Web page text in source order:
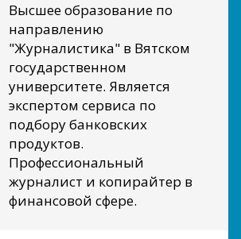
Высшее образование по
направлению
"Журналистика" в Вятском
государственном
университете. Является
экспертом сервиса по
подбору банковских
продуктов.
Профессиональный
журналист и копирайтер в
финансовой сфере.